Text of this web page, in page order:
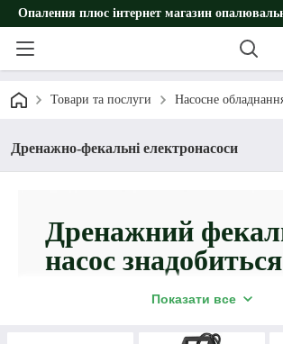
Опалення плюс інтернет магазин
Товари та послуги Насосне
Дренажно-фекальні електронасоси
Дренажний
насос
побуті дляПоказати все